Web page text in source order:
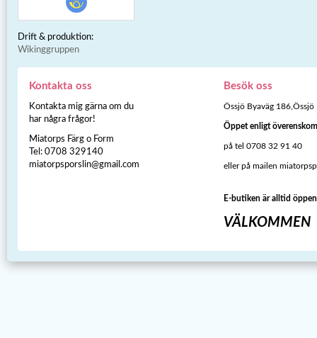
Drift & produktion:
Wikinggruppen
Kontakta oss
Kontakta mig gärna om du
har några frågor!
Miatorps Färg o Form
Tel: 0708 329140
miatorpsporslin@gmail.com
Besök oss
Össjö Byaväg 186,Össjö
Öppet enligt
på tel 0708 32 91 40
eller på mailen
E-butiken är alltid öppen
VÄLKOMMEN